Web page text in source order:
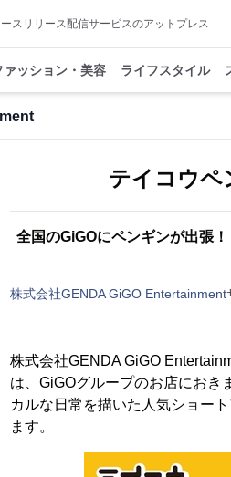
スリリース配信サービスのアットプレス
ァッション・美容 ライフスタイル
テイコウペ
全国のGiGOにペンギンが出張
株式会社GENDA GiGO Entertainment
株式会社GENDA GiGO
は、GiGOグループのお店におき
カルな日常を描いた人気ショー
ます。